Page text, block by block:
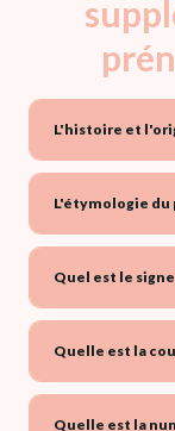
L'histoire et
L'étymologie du
Quel est le
Quelle est la
Quelle est la